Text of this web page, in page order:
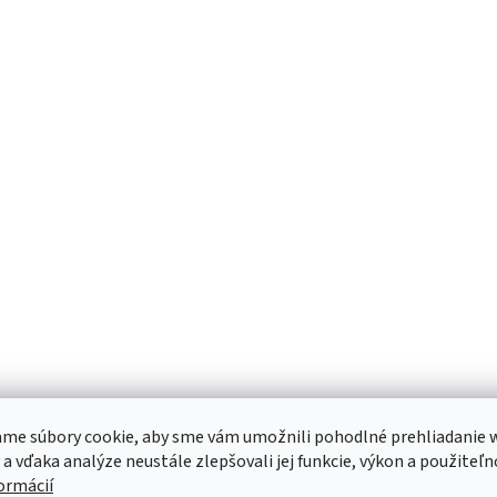
súbory cookie, aby sme vám umožnili pohodlné prehliadanie
vďaka analýze neustále zlepšovali jej funkcie, výkon a